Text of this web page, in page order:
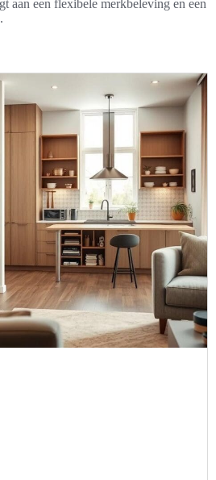
aan een flexibele merkbeleving en een